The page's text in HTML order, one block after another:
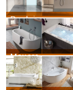
Poalgi – Duschtasse – Clay
Mauersberger – Chios